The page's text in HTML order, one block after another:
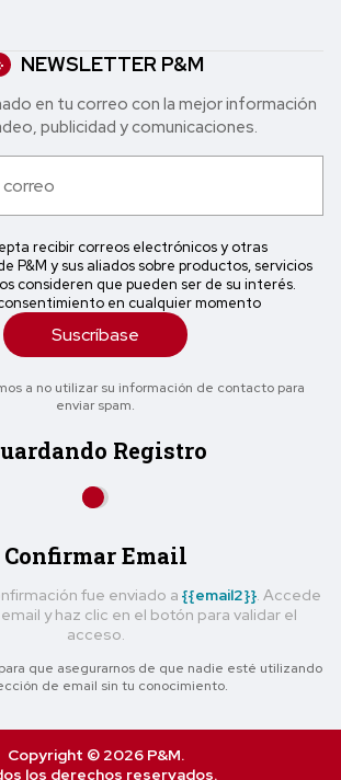
NEWSLETTER P&M
en tu correo con la mejor in formación
publicidad y comunicaciones.
recibir correos electrónicos y otras
P&M y sus aliados sobre productos, servicios
consideren que pueden ser de su interés.
en cualquier momento
Suscríbase
a no utilizar su información de contacto para
enviar spam.
Registro
Confirmar Email
fue enviado a {{email2}} . Accede
y haz clic en el botón para validar el
acceso.
que asegurarnos de que nadie esté utilizando
de email sin tu conocimiento.
Copyright © 2026 P&M.
los derechos reservados.